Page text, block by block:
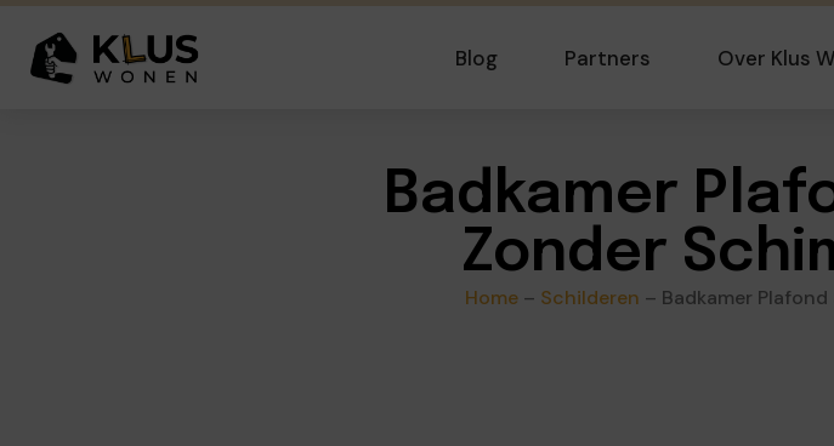
Blog Partners Over Klus
Badkamer
Zonder
Home– Schilderen – Badkamer